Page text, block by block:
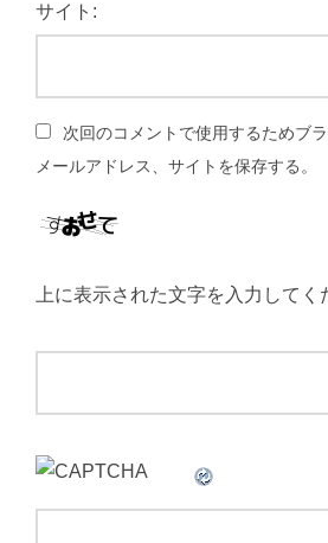
サイト:
次回のコメントで使用するためブ
メールアドレス、サイトを保存する。
上に表示された文字を入力してく